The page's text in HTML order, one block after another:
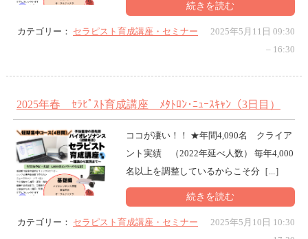
続きを読む
カテゴリー： セラピスト育成講座・セミナー
2025年5月11日 09:30
– 16:30
2025年春 ｾﾗﾋﾟｽﾄ育成講座 ﾒﾀﾄﾛﾝ･ﾆｭｰｽｷｬﾝ（3日目）
ココが凄い！！ ★年間4,090名 クライア
ント実績 （2022年延べ人数） 毎年4,000
名以上を調整しているからこそ分［...］
続きを読む
カテゴリー： セラピスト育成講座・セミナー
2025年5月10日 10:30